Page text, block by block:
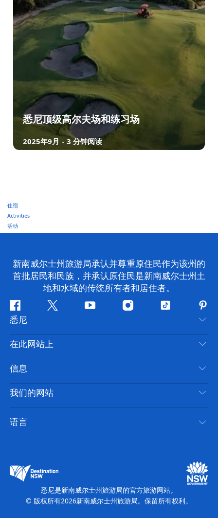
悉尼顶级高尔夫场和练习场
2025年9月 - 3 分钟阅读
住宿
Activities
活动
新南威尔士州旅游局承认并尊重原住民作为该州的
首批居民和民族，并承认原住民是新南威尔士州土
地和水域的传统所有者和居住者。
Facebook 叽
喳
喳
YouTube Instagram抖
悉尼
联系我们
免责声明
隐私
Cookie 通知
在此网站上
目的地
推荐活动
新南威尔士州公路旅行
活动
住宿
信息
旅行信息
无障碍悉尼
列出您的业务
我们的网站
新南威尔士州旅游局媒体中心
缤纷悉尼灯光音乐节
语言
悉尼是新南威尔士州旅游局的官方旅游网站。
© 版权所有2026新南威尔士州旅游局。保留所有权利。